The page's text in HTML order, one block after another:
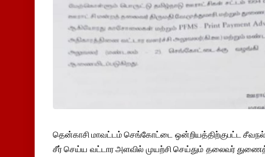
தென்காசி மாவட்டம் செங்கோட்டை ஒன்றியத்திற்குபட்ட
சீர் செய்ய வட்டார அளவில் முயற்சி செய்தும் தலைவர்